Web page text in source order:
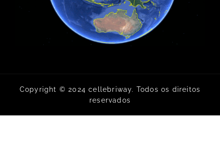
Copyright © 2024 cellebriway. Todos os direitos
reservados